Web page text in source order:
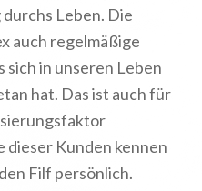
Leben. Die
auch regelmäßige
sich in unseren Leben
hat. Das ist auch für
dieser Kunden kennen
Filf persönlich.